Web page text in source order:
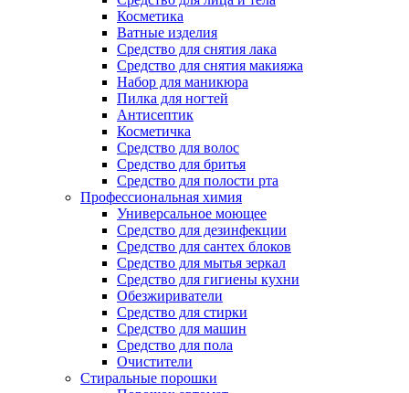
Косметика
Ватные изделия
Средство для снятия лака
Средство для снятия макияжа
Набор для маникюра
Пилка для ногтей
Антисептик
Косметичка
Средство для волос
Средство для бритья
Средство для полости рта
Профессиональная химия
Универсальное моющее
Средство для дезинфекции
Средство для сантех блоков
Средство для мытья зеркал
Средство для гигиены кухни
Обезжириватели
Средство для стирки
Средство для машин
Средство для пола
Очистители
Стиральные порошки